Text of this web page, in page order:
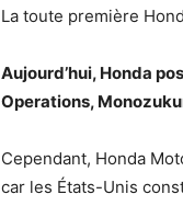
La toute première
Aujourd’hui, Honda
Operations,
Cependant, Honda
car les États-Unis